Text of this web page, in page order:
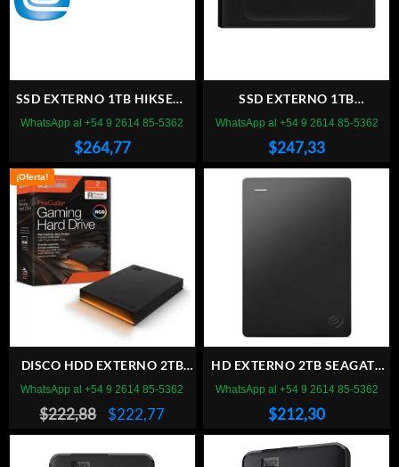
SSD EXTERNO 1TB HIKSEMI
SHIELD
$264,77
WhatsApp al +54 9 2614 85-5362
SSD EXTERNO 1TB
KINGSTON XS1000
$247,33
WhatsApp al +54 9 2614 85-5362
¡Oferta!
DISCO HDD EXTERNO 2TB
USB EAGATE FIRECUDA
$222,88
El
precio
original
$222,77El
precio
WhatsApp al +54 9 2614 85-5362
HD EXTERNO 2TB SEAGATE
2.5 USB 3.0 PORTABLE BLACK
$212,30
WhatsApp al +54 9 2614 85-5362